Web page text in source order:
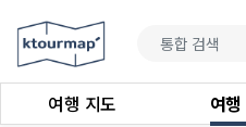
여행 지도 여